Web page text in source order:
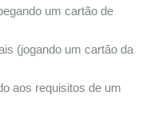
um cartão de
(jogando um cartão da
aos requisitos de um